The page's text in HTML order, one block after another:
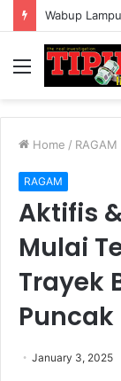
Menu
Home / RAGAM
RAGAM
Aktifis
Mulai
Trayek
Puncak
January 3, 2025